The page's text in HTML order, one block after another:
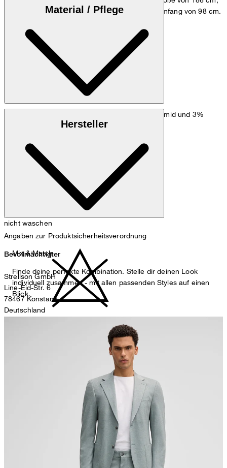
einem Brustumfang von 98 cm und einem Hüftumfang von 98 cm.
Größentabelle
Material / Pflege
Stretchige Qualität aus 81% Viskose, 16% Polyamid und 3%
nicht waschen
Hersteller
Angaben zur Produktsicherheitsverordnung
Bevollmächtigter
Strellson GmbH
Line-Eid-Str. 6
78467 Konstanz
Deutschland
Mix & Match
Finde deine perfekte Kombination. Stelle dir deinen Look
individuell zusammen - mit allen passenden Styles auf einen
Blick.